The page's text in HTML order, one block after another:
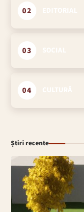
02
03
04
Știri recente